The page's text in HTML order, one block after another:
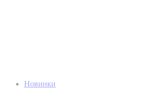
Новинки